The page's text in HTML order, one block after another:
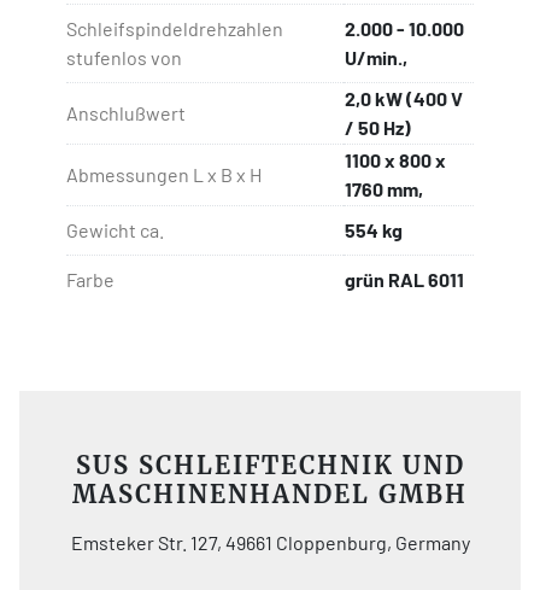
Schleifspindeldrehzahlen
stufenlos von
2.000 - 10.000
U/min.,
Anschlußwert
2,0 kW (400 V
/ 50 Hz)
Abmessungen L x B x H
1100 x 800 x
1760 mm,
Gewicht ca.
554 kg
Farbe grün RAL 6011
SUS SCHLEIFTECHNIK UND
MASCHINENHANDEL GMBH
Emsteker Str. 127, 49661 Cloppenburg, Germany